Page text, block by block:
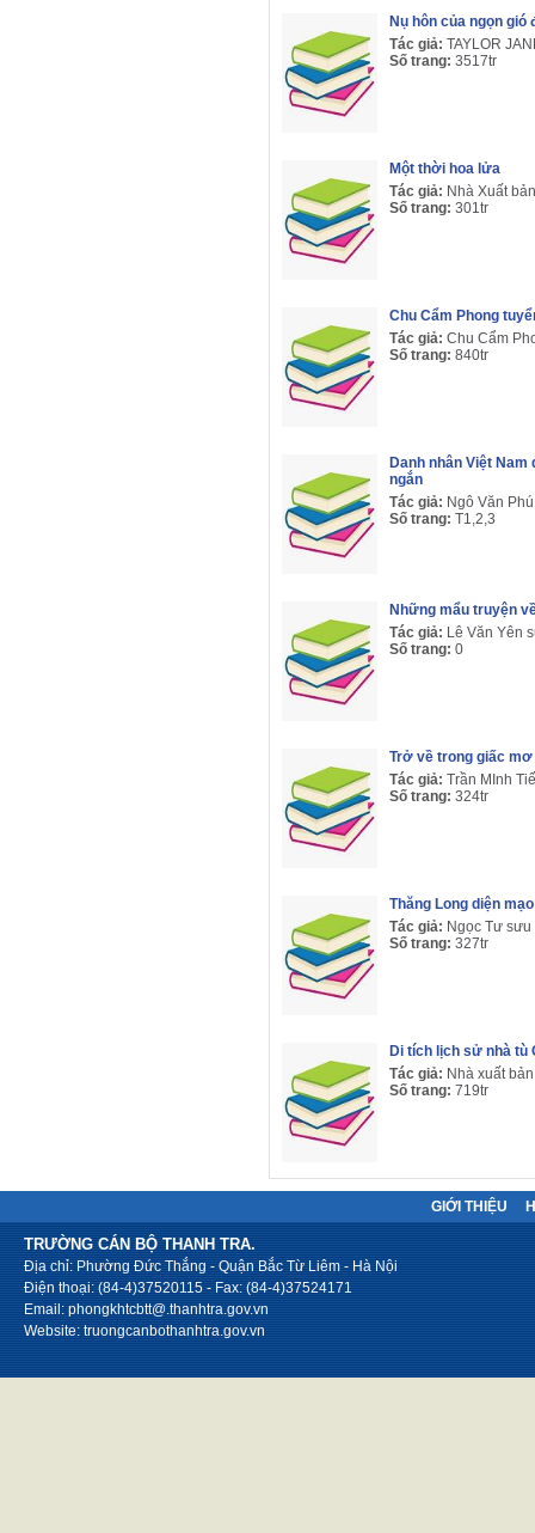
Nụ hôn của ngọn gió
Tác giả: TAYLOR
Số trang: 3517tr
Một thời hoa lửa
Tác giả: Nhà Xuất
Số trang: 301tr
Chu Cẩm Phong
Tác giả: Chu Cẩm
Số trang: 840tr
Danh nhân Việt
ngắn
Tác giả: Ngô Văn Phú
Số trang: T1,2,3
Những mẩu truyện
Tác giả: Lê Văn Yên
Số trang: 0
Trở về trong giấc mơ
Tác giả: Trần MInh
Số trang: 324tr
Thăng Long diện
Tác giả: Ngọc Tư
Số trang: 327tr
Di tích lịch sử nhà tù
Tác giả: Nhà xuất
Số trang: 719tr
GIỚI THIỆU
TRƯỜNG CÁN BỘ THANH TRA.
Địa chỉ: Phường Đức Thắng - Quận Bắc Từ Liêm - Hà Nội
Điện thoại: (84-4)37520115 - Fax: (84-4)37524171
Email: phongkhtcbtt@.thanhtra.gov.vn
Website: truongcanbothanhtra.gov.vn